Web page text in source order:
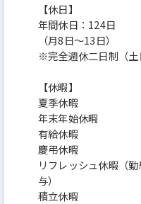
【休日】
年間休日：124日
（月8日～13日）
※完全週休二日制（土
【休暇】
夏季休暇
年末年始休暇
有給休暇
慶弔休暇
リフレッシュ休暇（
与）
積立休暇